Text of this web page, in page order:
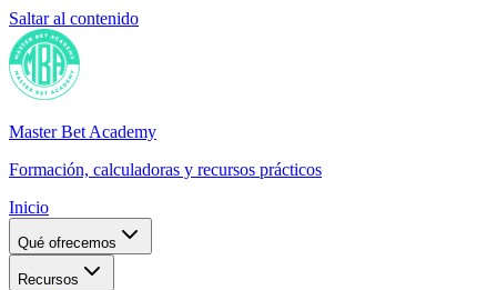
Saltar al contenido
Master Bet Academy
Formación, calculadoras y recursos prácticos
Inicio
Qué ofrecemos
Recursos